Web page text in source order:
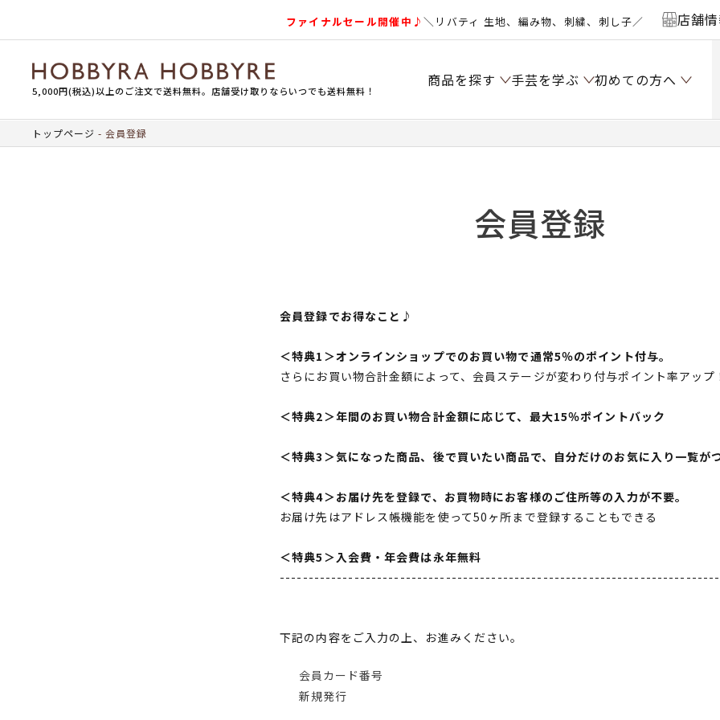
ファイナルセール開催中♪＼リバティ 生地、編み物、刺繍、刺し子／ 店舗
5,000円(税込)以上のご注文で送料無料。店舗受け取りならいつでも送料無料！
商品を探す 手芸を学ぶ 初めての方へ
トップページ 会員登録
会員登録
会員登録でお得なこと♪
＜特典1＞オンラインショップでのお買い物で通常5％のポイント付与。
さらにお買い物合計金額によって、会員ステージが変わり付与ポイント率アップ
＜特典2＞年間のお買い物合計金額に応じて、最大15％ポイントバック
＜特典3＞気になった商品、後で買いたい商品で、自分だけのお気に入り一覧が
＜特典4＞お届け先を登録で、お買物時にお客様のご住所等の入力が不要。
お届け先はアドレス帳機能を使って50ヶ所まで登録することもできる
＜特典5＞入会費・年会費は永年無料
下記の内容をご入力の上、お進みください。
会員カード番号
新規発行